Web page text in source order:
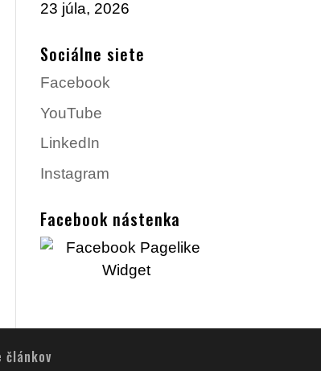
23 júla, 2026
Sociálne siete
Facebook
YouTube
LinkedIn
Instagram
Facebook nástenka
článkov